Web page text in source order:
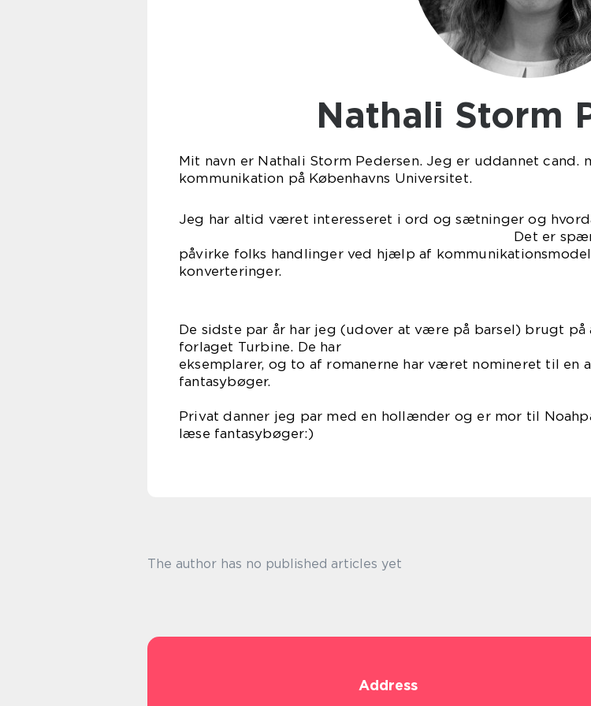
Nathali Storm
Mit navn er Nathali Storm Pedersen. Jeg er uddannet
kommunikation på Københavns Universitet.
Jeg har altid været interesseret i ord og sætninger og
Det er spændende at nørde
påvirke folks handlinger ved hjælp af
konverteringer.
De sidste par år har jeg (udover at være på barsel) brugt på
forlaget Turbine. De har
eksemplarer, og to af romanerne har været nomineret til en
Privat danner jeg par med en hollænder og er mor til
læse
The author has no published articles yet
Address